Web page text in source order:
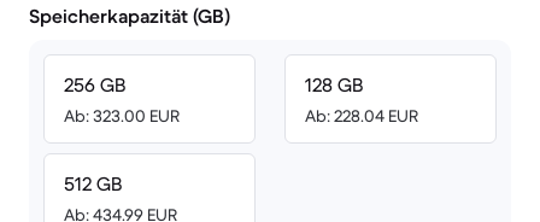
Speicherkapazität (GB)
256 GB
Ab: 323.00 EUR
512 GB
Ab: 434.99 EUR
128 GB
Ab: 228.04 EUR